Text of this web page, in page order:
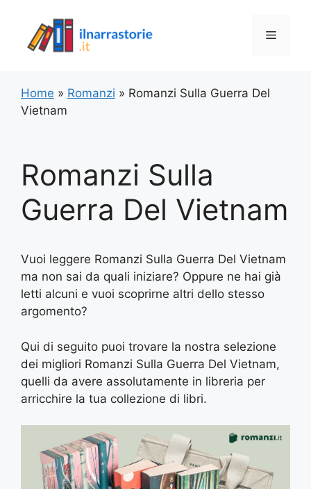
contenuto
Menu
Home » Romanzi » Romanzi Sulla Guerra Del
Vietnam
Romanzi Sulla
Guerra Del Vietnam
Vuoi leggere Romanzi Sulla Guerra Del Vietnam
ma non sai da quali iniziare? Oppure ne hai già
letti alcuni e vuoi scoprirne altri dello stesso
argomento?
Qui di seguito puoi trovare la nostra selezione
dei migliori Romanzi Sulla Guerra Del Vietnam,
quelli da avere assolutamente in libreria per
arricchire la tua collezione di libri.